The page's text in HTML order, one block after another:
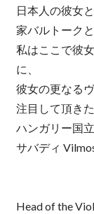
日本人の彼女
家バルトーク
私はここで彼
に、
彼女の更なる
注目して頂き
ハンガリー国
サバディ
Head of the